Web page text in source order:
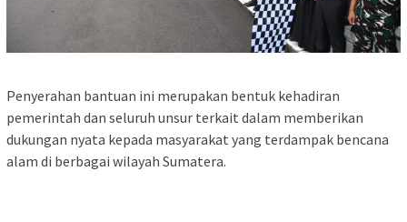
Penyerahan bantuan ini merupakan bentuk kehadiran
pemerintah dan seluruh unsur terkait dalam memberikan
dukungan nyata kepada masyarakat yang terdampak bencana
alam di berbagai wilayah Sumatera.